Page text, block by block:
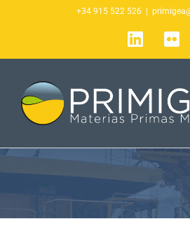
+34 915 522 526